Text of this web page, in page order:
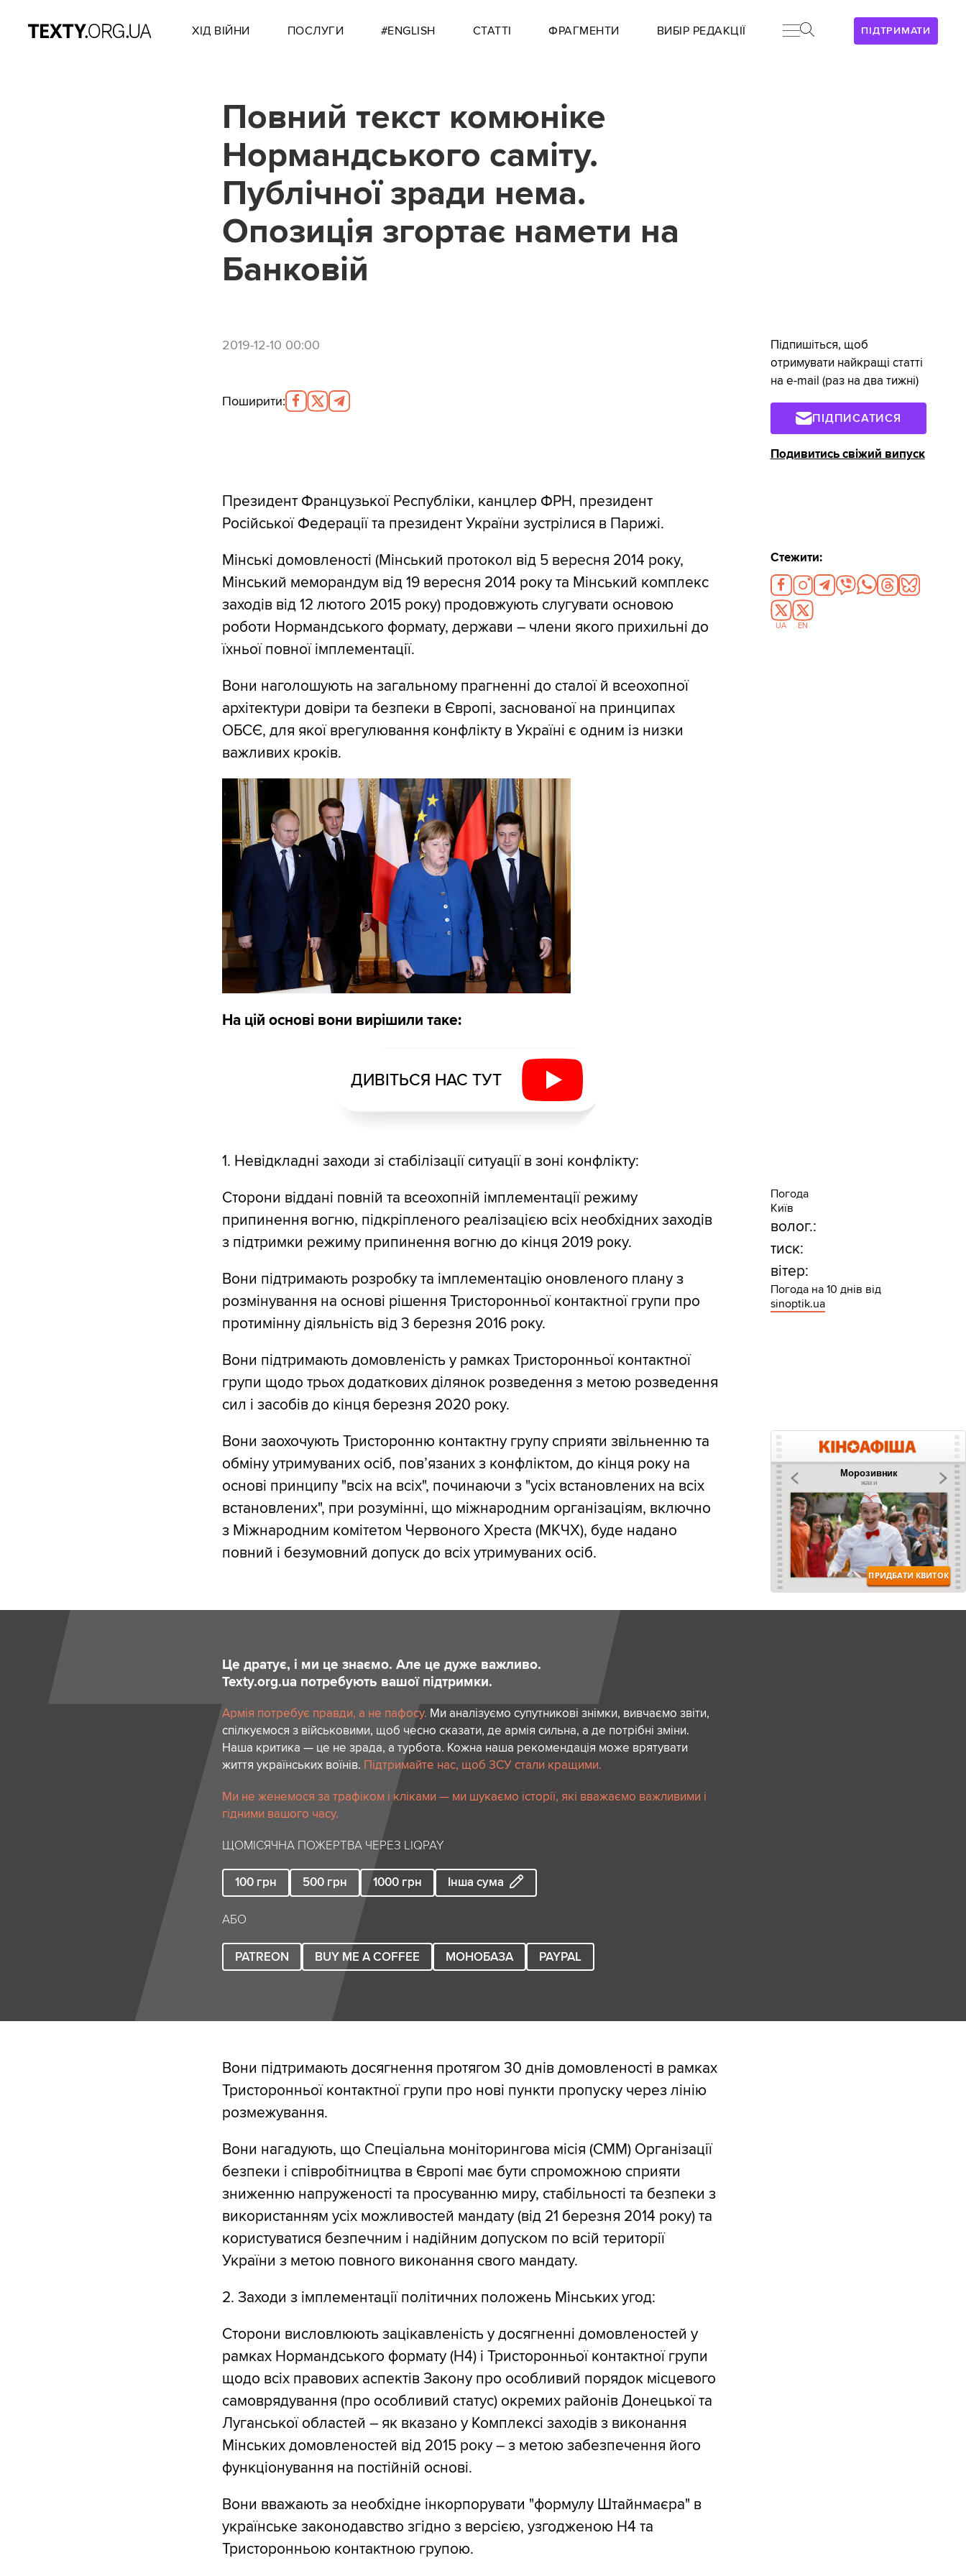
ПІДТРИМАТИ
ХІД ВІЙНИ ПОСЛУГИ #ENGLISH СТАТТІ ФРАГМЕНТИ ВИБІР РЕДАКЦІЇ
Повний текст комюніке
Нормандського саміту.
Публічної зради нема.
Опозиція згортає намети на
Банковій
2019-12-10 00:00
Поширити:
Президент Французької Республіки, канцлер ФРН, президент
Російської Федерації та президент України зустрілися в Парижі.
Мінські домовленості (Мінський протокол від 5 вересня 2014 року,
Мінський меморандум від 19 вересня 2014 року та Мінський комплекс
заходів від 12 лютого 2015 року) продовжують слугувати основою
роботи Нормандського формату, держави – члени якого прихильні до
їхньої повної імплементації.
Вони наголошують на загальному прагненні до сталої й всеохопної
архітектури довіри та безпеки в Європі, заснованої на принципах
ОБСЄ, для якої врегулювання конфлікту в Україні є одним із низки
важливих кроків.
На цій основі вони вирішили таке:
ДИВІТЬСЯ НАС ТУТ
1. Невідкладні заходи зі стабілізації ситуації в зоні конфлікту:
Сторони віддані повній та всеохопній імплементації режиму
припинення вогню, підкріпленого реалізацією всіх необхідних заходів
з підтримки режиму припинення вогню до кінця 2019 року.
Вони підтримають розробку та імплементацію оновленого плану з
розмінування на основі рішення Тристоронньої контактної групи про
протимінну діяльність від 3 березня 2016 року.
Вони підтримають домовленість у рамках Тристоронньої контактної
групи щодо трьох додаткових ділянок розведення з метою розведення
сил і засобів до кінця березня 2020 року.
Вони заохочують Тристоронню контактну групу сприяти звільненню та
обміну утримуваних осіб, пов’язаних з конфліктом, до кінця року на
основі принципу "всіх на всіх", починаючи з "усіх встановлених на всіх
встановлених", при розумінні, що міжнародним організаціям, включно
з Міжнародним комітетом Червоного Хреста (МКЧХ), буде надано
повний і безумовний допуск до всіх утримуваних осіб.
Це дратує, і ми це знаємо. Але це дуже важливо.
Texty.org.ua потребують вашої підтримки.
Армія потребує правди, а не пафосу. Ми аналізуємо супутникові знімки, вивчаємо звіти,
спілкуємося з військовими, щоб чесно сказати, де армія сильна, а де потрібні зміни.
Наша критика — це не зрада, а турбота. Кожна наша рекомендація може врятувати
життя українських воїнів. Підтримайте нас, щоб ЗСУ стали кращими.
Ми не женемося за трафіком і кліками — ми шукаємо історії, які вважаємо важливими і
гідними вашого часу.
ЩОМІСЯЧНА ПОЖЕРТВА ЧЕРЕЗ LIQPAY
100 грн 500 грн 1000 грн Інша сума
АБО
PATREON BUY ME A COFFEE МОНОБАЗА PAYPAL
Вони підтримають досягнення протягом 30 днів домовленості в рамках
Тристоронньої контактної групи про нові пункти пропуску через лінію
розмежування.
Вони нагадують, що Спеціальна моніторингова місія (СММ) Організації
безпеки і співробітництва в Європі має бути спроможною сприяти
зниженню напруженості та просуванню миру, стабільності та безпеки з
використанням усіх можливостей мандату (від 21 березня 2014 року) та
користуватися безпечним і надійним допуском по всій території
України з метою повного виконання свого мандату.
2. Заходи з імплементації політичних положень Мінських угод:
Сторони висловлюють зацікавленість у досягненні домовленостей у
рамках Нормандського формату (Н4) і Тристоронньої контактної групи
щодо всіх правових аспектів Закону про особливий порядок місцевого
самоврядування (про особливий статус) окремих районів Донецької та
Луганської областей – як вказано у Комплексі заходів з виконання
Мінських домовленостей від 2015 року – з метою забезпечення його
функціонування на постійній основі.
Вони вважають за необхідне інкорпорувати "формулу Штайнмаєра" в
українське законодавство згідно з версією, узгодженою Н4 та
Тристоронньою контактною групою.
Підпишіться, щоб
отримувати найкращі статті
на e-mail (раз на два тижні)
ПІДПИСАТИСЯ
Подивитись свіжий випуск
Стежити:
UA EN
Погода
Київ
волог.:
тиск:
вітер:
Погода на 10 днів від
sinoptik.ua